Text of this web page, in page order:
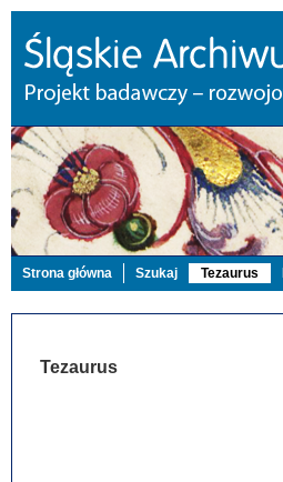
Strona główna Szukaj Tezaurus
Tezaurus